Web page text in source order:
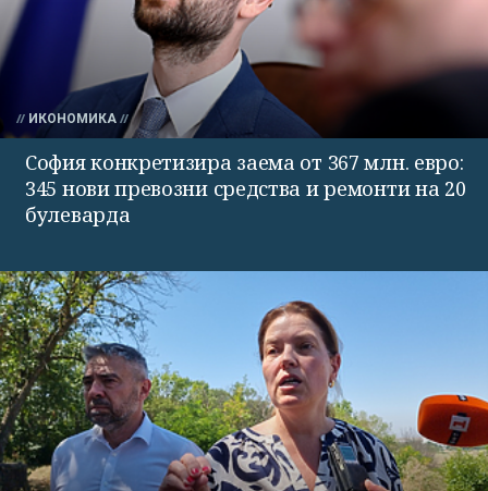
ИКОНОМИКА
София конкретизира заема от 367 млн. евро:
345 нови превозни средства и ремонти на 20
булеварда